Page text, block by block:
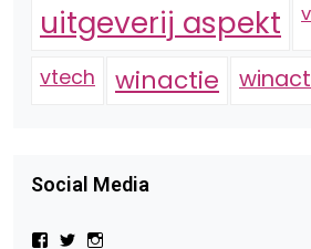
uitgeverij aspekt
vtech winactie
Social Media
BekijkBekijk